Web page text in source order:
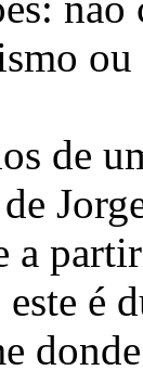
de
a
é